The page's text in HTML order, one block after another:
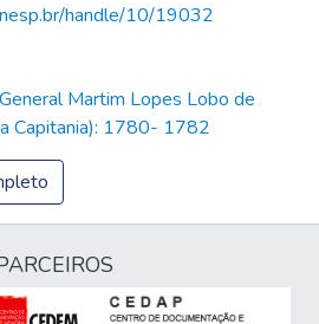
handle/10/19032
Martim Lopes Lobo de
Capitania): 1780- 1782